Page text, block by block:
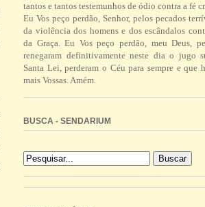
tantos e tantos testemunhos de ódio contra a fé
Eu Vos peço perdão, Senhor, pelos pecados
da violência dos homens e dos escândalos
da Graça. Eu Vos peço perdão, meu Deus,
renegaram definitivamente neste dia o jugo
Santa Lei, perderam o Céu para sempre e que
mais Vossas. Amém.
BUSCA - SENDARIUM